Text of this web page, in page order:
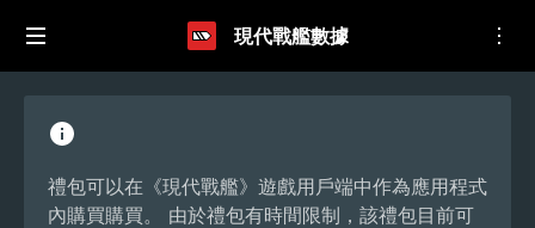
現代戰艦數據
禮包可以在《現代戰艦》遊戲用戶端中作為應用程式
內購買購買。 由於禮包有時間限制，該禮包目前可